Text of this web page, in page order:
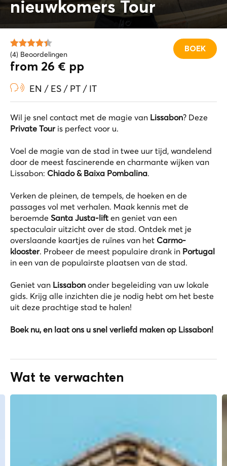
nieuwkomers Tour
BOEK
(4) Beoordelingen
from 26 € pp
EN / ES / PT / IT
Wil je snel contact met de magie van Lissabon? Deze
Private Tour is perfect voor u.
Voel de magie van de stad in twee uur tijd, wandelend
door de meest fascinerende en charmante wijken van
Lissabon: Chiado & Baixa Pombalina.
Verken de pleinen, de tempels, de hoeken en de
passages vol met verhalen. Maak kennis met de
beroemde Santa Justa-lift en geniet van een
spectaculair uitzicht over de stad. Ontdek met je
overslaande kaartjes de ruïnes van het Carmo-
klooster. Probeer de meest populaire drank in Portugal
in een van de populairste plaatsen van de stad.
Geniet van Lissabon onder begeleiding van uw lokale
gids. Krijg alle inzichten die je nodig hebt om het beste
uit deze prachtige stad te halen!
Boek nu, en laat ons u snel verliefd maken op Lissabon!
Wat te verwachten